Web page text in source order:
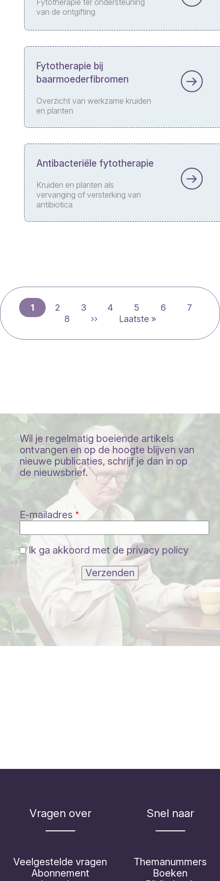
van de ontgifting
Fytotherapie bij
baarmoederfibromen
Overzicht van werkzame kruiden
en planten
Antibacteriële fytotherapie
Kruiden en planten als
vervanging of versterking van
antibiotica
Paginering
Huidige
pagina
1 Page
2 Page
3 Page
4 Page
5 Page
6 Page
7
Page
8
Volgende
››
Laatste
Laatste »
Wil je regelmatig boeiende artikels
ontvangen en op de hoogte blijven van
nieuwe publicaties, schrijf je dan in op
de nieuwsbrief.
E-mailadres
Ik ga akkoord met de privacy policy
Verzenden
Vragen over
Veelgestelde vragen
Abonnement
Snel naar
Themanummers
Boeken